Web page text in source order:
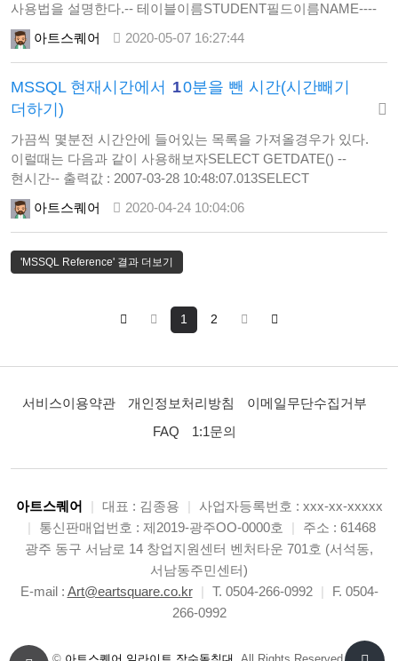
사용법을 설명한다.-- 테이블이름STUDENT필드이름NAME----
조건 내용STUDENT테이블에서NAME값 홍길동인 사람을
표시하라(중복제거) --(1)SELECT DISTINCT NAME FROM
STUDENT WHERE NAME='홍길동'-> 이렇게 사용을 하게 되면
학생 테이블에서 이름이 홍길동인 사람이 검색이
되는데10명이든 100명이든 이름이 같으면 모두 제외되고 홍길동
아트스퀘어 2020-05-07 16:27:44
MSSQL 현재시간에서 10분을 뺀 시간(시간빼기
더하기)
가끔씩 몇분전 시간안에 들어있는 목록을 가져올경우가 있다.
이럴때는 다음과 같이 사용해보자SELECT GETDATE() --
현시간-- 출력값 : 2007-03-28 10:48:07.013SELECT
DATEADD(MI,-10,GETDATE()) --10분전 시간-- 출력값 : 2007-
03-28 10:38:07.013SELECT
DATEADD(SS,-30,DATEADD(MI,-10,GETDATE())) -
-10분30초전 시간-- 출력값 : 2007-03-28 10:37:37.013다음은
DATEADD 메서드에 대한 설명이다.=====…
아트스퀘어 2020-04-24 10:04:06
'MSSQL Reference' 결과 더보기
1 2
서비스이용약관 개인정보처리방침
이메일무단수집거부
FAQ
1:1문의
아트스퀘어 | 대표 : 김종용 |
사업자등록번호 : xxx-xx-xxxxx
|
통신판매업번호 : 제2019-광주OO-0000호 |
주소 : 61468
광주 동구 서남로 14 창업지원센터 벤처타운 701호 (서석동,
서남동주민센터)
E-mail : Art@eartsquare.co.kr | T. 0504-266-0992 |
F. 0504-
266-0992